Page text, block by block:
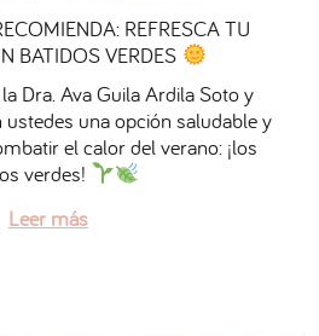
/
0
5
/
2
0
6
REFRESCA TU
BATIDOS VERDES
Dra. Ava Guila Ardila Soto y
una opción saludable y
el calor del verano: ¡los
verdes!
Leer más